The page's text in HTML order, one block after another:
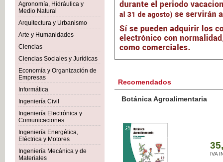
Agronomía, Hidráulica y
Medio Natural
Arquitectura y Urbanismo
Arte y Humanidades
Ciencias
Ciencias Sociales y Jurídicas
Economía y Organización de
Empresas
Informática
Ingeniería Civil
Ingeniería Electrónica y
Comunicaciones
Ingeniería Energética,
Eléctrica y Motores
Ingeniería Mecánica y de
Materiales
Recomendados
Botánica Agroalimentaria
IVA